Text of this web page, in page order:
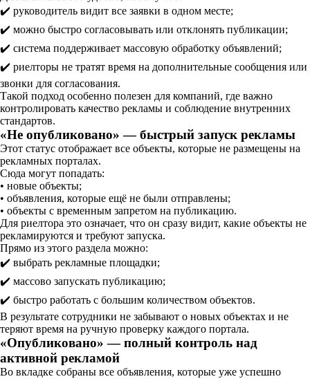
✔️ руководитель видит все заявки в одном месте;
✔️ можно быстро согласовывать или отклонять публикации;
✔️ система поддерживает массовую обработку объявлений;
✔️ риелторы не тратят время на дополнительные сообщения или
звонки для согласования.
Такой подход особенно полезен для компаний, где важно
контролировать качество рекламы и соблюдение внутренних
стандартов.
«Не опубликовано» — быстрый запуск рекламы
Этот статус отображает все объекты, которые не размещены на
рекламных порталах.
Сюда могут попадать:
• новые объекты;
• объявления, которые ещё не были отправлены;
• объекты с временным запретом на публикацию.
Для риелтора это означает, что он сразу видит, какие объекты не
рекламируются и требуют запуска.
Прямо из этого раздела можно:
✔️ выбрать рекламные площадки;
✔️ массово запускать публикацию;
✔️ быстро работать с большим количеством объектов.
В результате сотрудники не забывают о новых объектах и не
теряют время на ручную проверку каждого портала.
«Опубликовано» — полный контроль над
активной рекламой
Во вкладке собраны все объявления, которые уже успешно